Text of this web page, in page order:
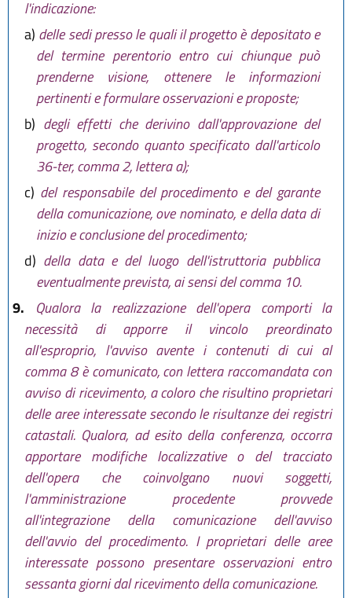
l'indicazione:
a) delle sedi presso le quali il progetto è depositato e
del termine perentorio entro cui chiunque può
prenderne visione, ottenere le informazioni
pertinenti e formulare osservazioni e proposte;
b) degli effetti che derivino dall'approvazione del
progetto, secondo quanto specificato dall'articolo
36-ter, comma 2, lettera a);
c) del responsabile del procedimento e del garante
della comunicazione, ove nominato, e della data di
inizio e conclusione del procedimento;
d) della data e del luogo dell'istruttoria pubblica
eventualmente prevista, ai sensi del comma 10.
9.
Qualora la realizzazione dell'opera comporti la
necessità di apporre il vincolo preordinato
all'esproprio, l'avviso avente i contenuti di cui al
comma 8 è comunicato, con lettera raccomandata con
avviso di ricevimento, a coloro che risultino proprietari
delle aree interessate secondo le risultanze dei registri
catastali. Qualora, ad esito della conferenza, occorra
apportare modifiche localizzative o del tracciato
dell'opera che coinvolgano nuovi soggetti,
l'amministrazione procedente provvede
all'integrazione della comunicazione dell'avviso
dell'avvio del procedimento. I proprietari delle aree
interessate possono presentare osservazioni entro
sessanta giorni dal ricevimento della comunicazione.